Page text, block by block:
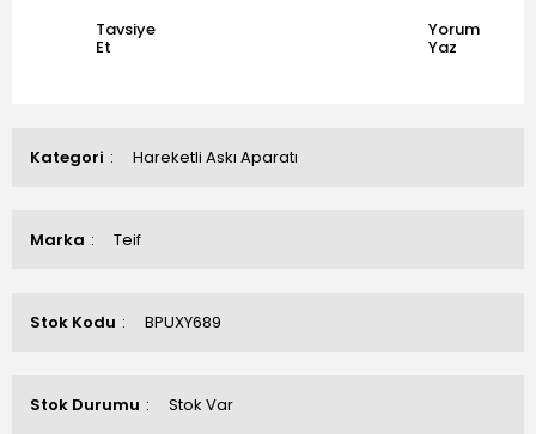
Kategori Hareketli Askı Aparatı
Marka Teif
Stok Kodu BPUXY689
Stok Durumu Stok Var
Tavsiye
Et
Yorum
Yaz